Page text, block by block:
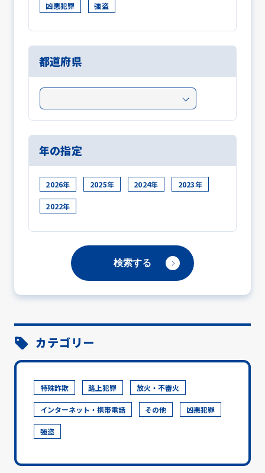
凶悪犯罪 強盗
都道府県
年の指定
2026年 2025年 2024年 2023年
2022年
カテゴリー
特殊詐欺 路上犯罪 放火・不審火
インターネット・携帯電話 その他 凶悪犯罪
強盗